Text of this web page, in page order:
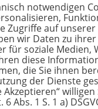
im Online-
und
5/2023
notwendigen
Zugriffe auf unserer
wir Daten zu
für soziale Medien,
diese
die Sie ihnen
der Dienste
willigen
Abs. 1 S. 1 a)